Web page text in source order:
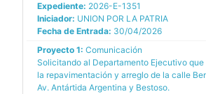
Expediente: 2026-E-1351
Iniciador: UNION POR LA PATRIA
Fecha de Entrada: 30/04/2026
Proyecto 1: Comunicación
Solicitando al Departamento Ejecutivo
la repavimentación y arreglo de la calle
Av. Antártida Argentina y Bestoso.